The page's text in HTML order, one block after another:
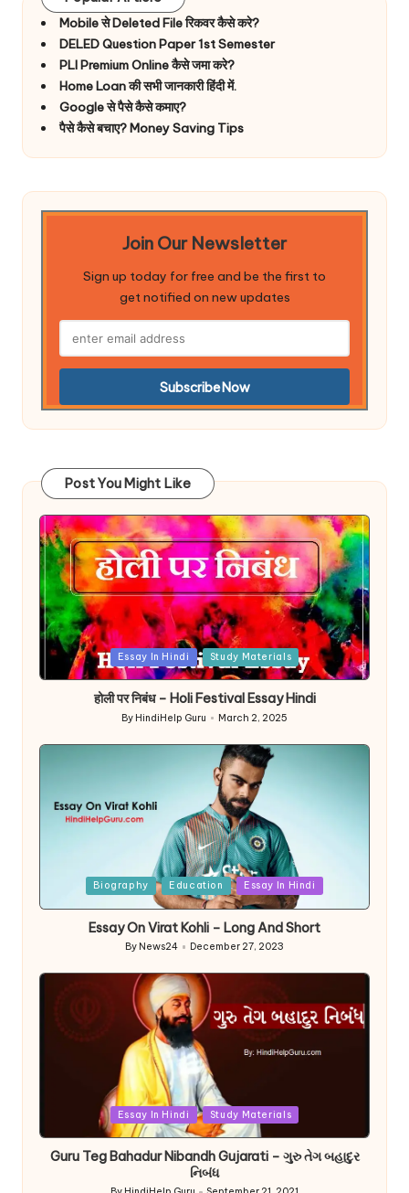
Mobile से Deleted File रिकवर कैसे करे?
DELED Question Paper 1st Semester
PLI Premium Online कैसे जमा करे?
Home Loan की सभी जानकारी हिंदी में.
Google से पैसे कैसे कमाए?
पैसे कैसे बचाए? Money Saving Tips
Join Our Newsletter
Sign up today for free and be the first to
get notified on new updates
Post You Might Like
Posted
Essay In Hindi Study Materials
होली पर निबंध – Holi Festival Essay Hindi
Posted
By HindiHelp Guru March 2, 2025
Biography Education Essay In Hindi
Essay On Virat Kohli – Long And Short
Posted
by
By News24 December 27, 2023
Essay In Hindi Study Materials
Guru Teg Bahadur Nibandh Gujarati – ગુરુ તેગ બહાદુર
નિબંધ